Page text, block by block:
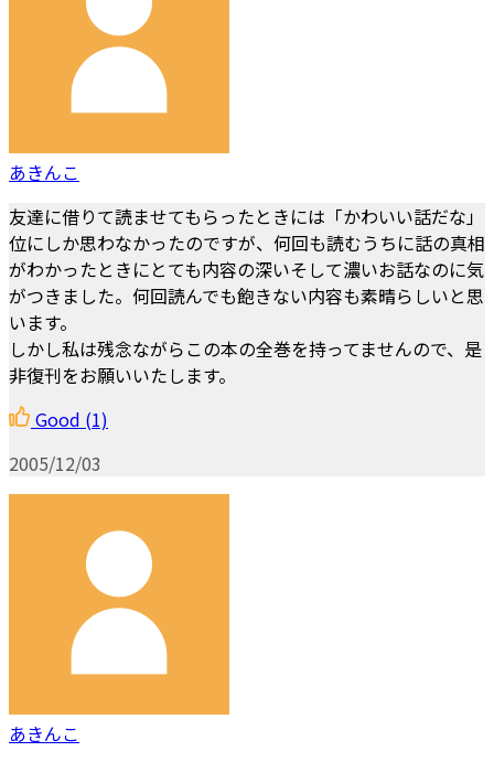
あきんこ
友達に借りて読ませてもらったときには「かわいい話だな」
位にしか思わなかったのですが、何回も読むうちに話の真相
がわかったときにとても内容の深いそして濃いお話なのに気
がつきました。何回読んでも飽きない内容も素晴らしいと思
います。
しかし私は残念ながらこの本の全巻を持ってませんので、是
非復刊をお願いいたします。
Good (1)
2005/12/03
あきんこ